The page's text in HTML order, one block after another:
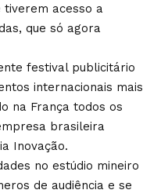
acesso a
que só agora
festival publicitário
internacionais mais
na França todos os
brasileira
Inovação.
no estúdio mineiro
de audiência e se